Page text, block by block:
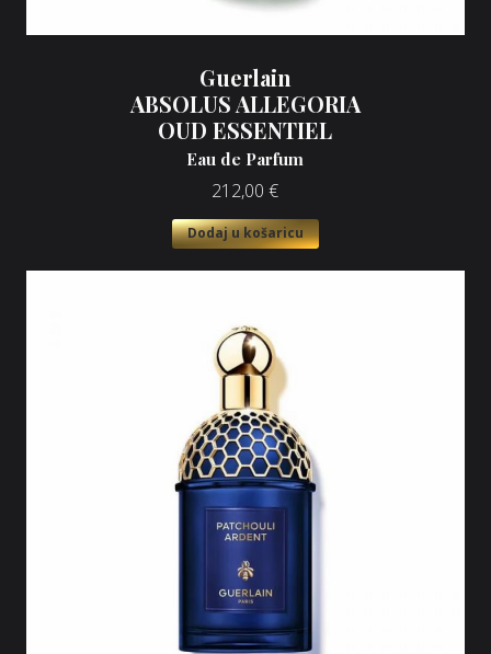
Guerlain
ABSOLUS ALLEGORIA
OUD ESSENTIEL
Eau de Parfum
212,00 €
Dodaj u košaricu